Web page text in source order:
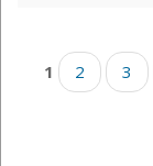
Pages
1 2 3